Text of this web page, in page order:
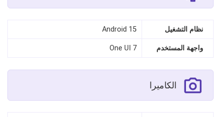
نظام التشغيل Android 15
واجهة المستخدم One UI 7
الكاميرا